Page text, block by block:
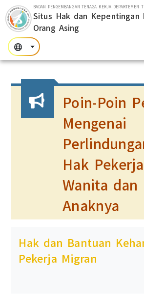
Lompat ke bagian utama
BADAN PENGEMBANGAN TENAGA KERJA DEPARTEMEN
Situs Hak dan Kepentingan
Orang Asing
:::
:::
Poin-Poin
Mengenai
Hak
Wanita dan
Anaknya
Hak dan Bantuan
Pekerja Migran